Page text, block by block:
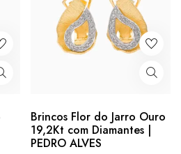
Brincos Flor do Jarro Ouro
19,2Kt com Diamantes |
PEDRO ALVES